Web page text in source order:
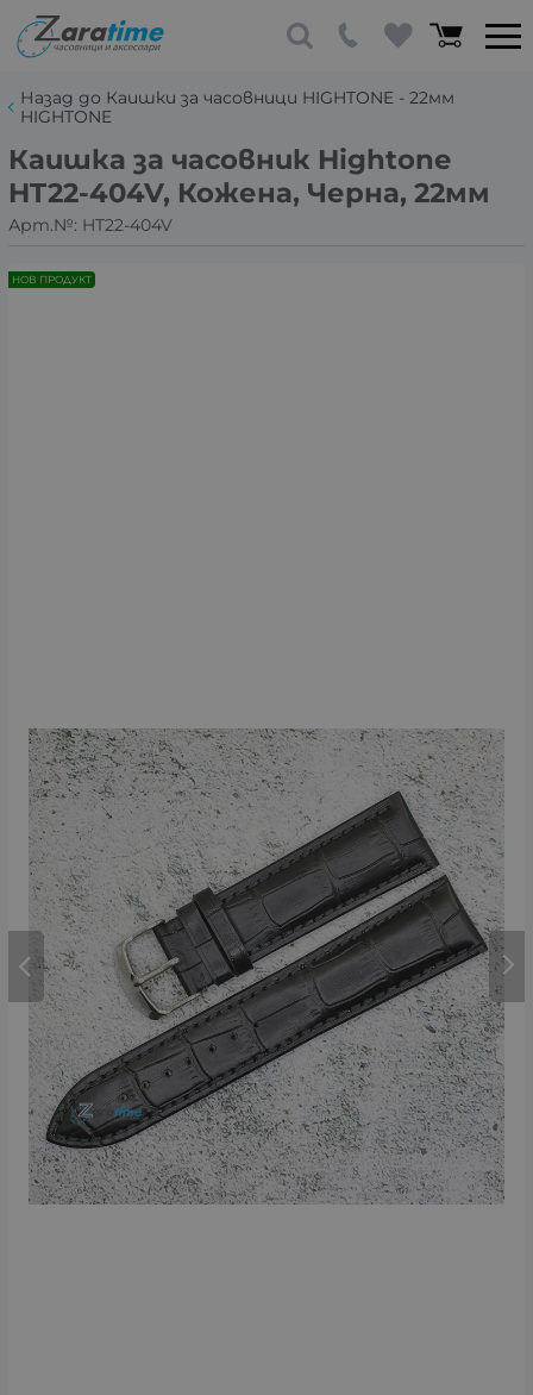
Назад до Каишки за часовници HIGHTONE - 22мм
HIGHTONE
Каишка за часовник Hightone
HT22-404V, Кожена, Черна, 22мм
Арт.№: HT22-404V
НОВ ПРОДУКТ